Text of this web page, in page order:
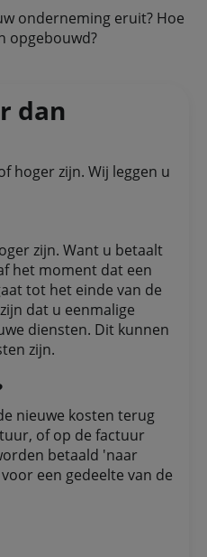
onderneming eruit? Hoe
opgebouwd?
dan
hoger zijn. Wij leggen u
zijn. Want u betaalt
het moment dat een
tot het einde van de
dat u eenmalige
diensten. Dit kunnen
zijn.
nieuwe kosten terug
of op de factuur
betaald 'naar
een gedeelte van de